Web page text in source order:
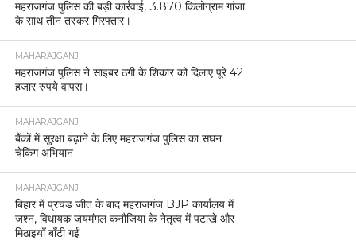
महराजगंज पुलिस की बड़ी कार्रवाई, 3.870 किलोग्राम गांजा
के साथ तीन तस्कर गिरफ्तार।
MAHARAJGANJ
महराजगंज पुलिस ने साइबर ठगी के शिकार को दिलाए पूरे 42
हजार रुपये वापस।
MAHARAJGANJ
बैंकों में सुरक्षा बढ़ाने के लिए महराजगंज पुलिस का सघन
चेकिंग अभियान
MAHARAJGANJ
बिहार में प्रचंड जीत के बाद महराजगंज BJP कार्यालय में
जश्न, विधायक जयमंगल कनौजिया के नेतृत्व में पटाखे और
मिठाइयाँ बाँटी गईं